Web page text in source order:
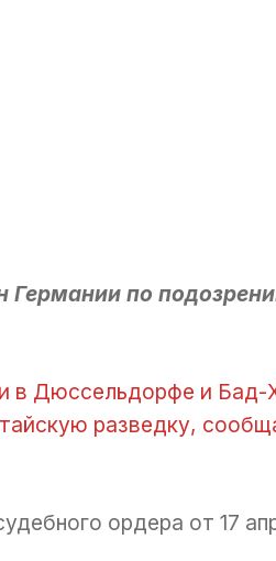
по
в Дюссельдорфе и
разведку,
ордера от 17